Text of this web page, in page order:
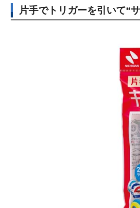
片手でトリガーを引いて“